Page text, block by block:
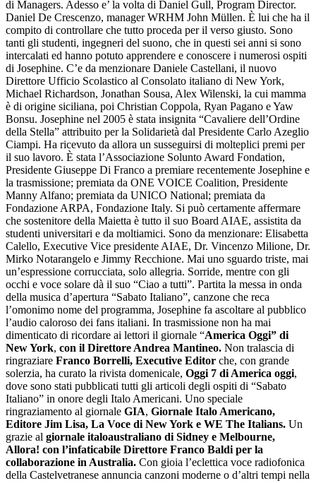
di Managers. Adesso e’ la volta di Daniel Gull, Program Director.
Daniel De Crescenzo, manager WRHM John Müllen. È lui che ha il
compito di controllare che tutto proceda per il verso giusto. Sono
tanti gli studenti, ingegneri del suono, che in questi sei anni si sono
intercalati ed hanno potuto apprendere e conoscere i numerosi ospiti
di Josephine. C’e da menzionare Daniele Castellani, il nuovo
Direttore Ufficio Scolastico al Consolato italiano di New York,
Michael Richardson, Jonathan Sousa, Alex Wilenski, la cui mamma
è di origine siciliana, poi Christian Coppola, Ryan Pagano e Yaw
Bonsu. Josephine nel 2005 è stata insignita “Cavaliere dell’Ordine
della Stella” attribuito per la Solidarietà dal Presidente Carlo Azeglio
Ciampi. Ha ricevuto da allora un susseguirsi di molteplici premi per
il suo lavoro. È stata l’Associazione Solunto Award Fondation,
Presidente Giuseppe Di Franco a premiare recentemente Josephine e
la trasmissione; premiata da ONE VOICE Coalition, Presidente
Manny Alfano; premiata da UNICO National; premiata da
Fondazione ARPA, Fondazione Italy. Si può certamente affermare
che sostenitore della Maietta è tutto il suo Board AIAE, assistita da
studenti universitari e da moltiamici. Sono da menzionare: Elisabetta
Calello, Executive Vice presidente AIAE, Dr. Vincenzo Milione, Dr.
Mirko Notarangelo e Jimmy Recchione. Mai uno sguardo triste, mai
un’espressione corrucciata, solo allegria. Sorride, mentre con gli
occhi e voce solare dà il suo “Ciao a tutti”. Partita la messa in onda
della musica d’apertura “Sabato Italiano”, canzone che reca
l’omonimo nome del programma, Josephine fa ascoltare al pubblico
l’audio caloroso dei fans italiani. In trasmissione non ha mai
dimenticato di ricordare ai lettori il giornale “America Oggi” di
New York, con il Direttore Andrea Mantineo. Non tralascia di
ringraziare Franco Borrelli, Executive Editor che, con grande
solerzia, ha curato la rivista domenicale, Oggi 7 di America oggi,
dove sono stati pubblicati tutti gli articoli degli ospiti di “Sabato
Italiano” in onore degli Italo Americani. Uno speciale
ringraziamento al giornale GIA, Giornale Italo Americano,
Editore Jim Lisa, La Voce di New York e WE The Italians. Un
grazie al giornale italoaustraliano di Sidney e Melbourne,
Allora! con l’infaticabile Direttore Franco Baldi per la
collaborazione in Australia. Con gioia l’eclettica voce radiofonica
della Castelvetranese annuncia canzoni moderne o d’altri tempi nella